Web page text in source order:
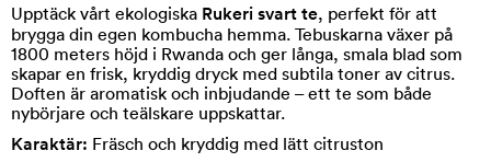
Upptäck vårt ekologiska Rukeri svart te, perfekt för att
brygga din egen kombucha hemma. Tebuskarna växer på
1800 meters höjd i Rwanda och ger långa, smala blad som
skapar en frisk, kryddig dryck med subtila toner av citrus.
Doften är aromatisk och inbjudande – ett te som både
nybörjare och teälskare uppskattar.
Karaktär: Fräsch och kryddig med lätt citruston